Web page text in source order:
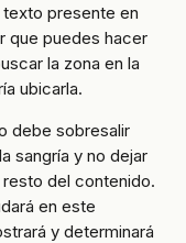
presente en
que puedes hacer
la zona en la
ubicarla.
debe sobresalir
sangría y no dejar
del contenido.
en este
y determinará